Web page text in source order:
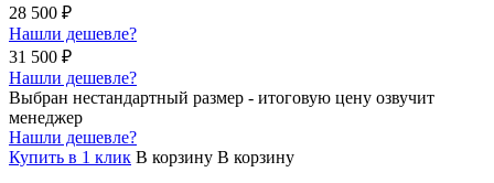
28 500 ₽
Нашли дешевле?
31 500 ₽
Нашли дешевле?
Выбран нестандартный размер - итоговую цену озвучит
менеджер
Нашли дешевле?
Купить в 1 клик В корзину В корзину